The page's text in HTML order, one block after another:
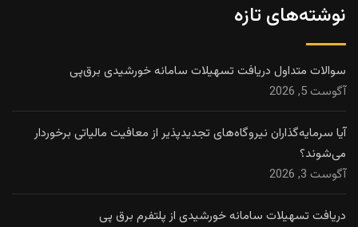
نوشته‌های تازه
سوالات متداول دریافت تسهیلات سامانه خورشیدی برق‌پی
آگوست 5, 2026
آیا سرمایه‌گذاران نیروگاه‌های تجدیدپذیر از معافیت مالیاتی برخوردار
می‌شوند؟
آگوست 3, 2026
دریافت تسهیلات سامانه خورشیدی از پلتفرم برق پی